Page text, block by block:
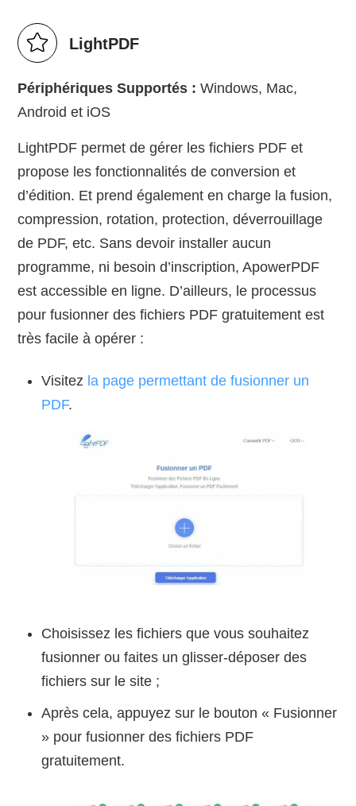
LightPDF
Périphériques Supportés : Windows, Mac,
Android et iOS
LightPDF permet de gérer les fichiers PDF et
propose les fonctionnalités de conversion et
d’édition. Et prend également en charge la fusion,
compression, rotation, protection, déverrouillage
de PDF, etc. Sans devoir installer aucun
programme, ni besoin d’inscription, ApowerPDF
est accessible en ligne. D’ailleurs, le processus
pour fusionner des fichiers PDF gratuitement est
très facile à opérer :
Visitez la page permettant de fusionner un
PDF.
Choisissez les fichiers que vous souhaitez
fusionner ou faites un glisser-déposer des
fichiers sur le site ;
Après cela, appuyez sur le bouton « Fusionner
» pour fusionner des fichiers PDF
gratuitement.